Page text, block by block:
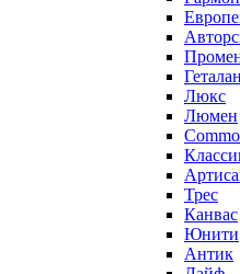
Люкс
Люмен
Трес
Канвас
Юнити
Антик